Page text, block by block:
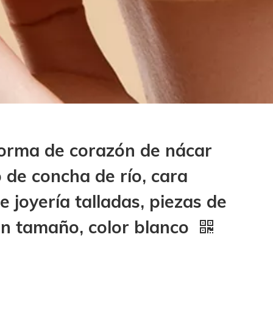
de corazón de nácar
concha de río, cara
joyería talladas, piezas de
tamaño, color blanco